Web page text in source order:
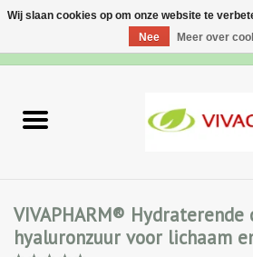
Lichaamsverzorging
VIVAPHARM®
hyaluronzuur voor lichaam
Wij slaan cookies op om onze website te
Nee
Meer over